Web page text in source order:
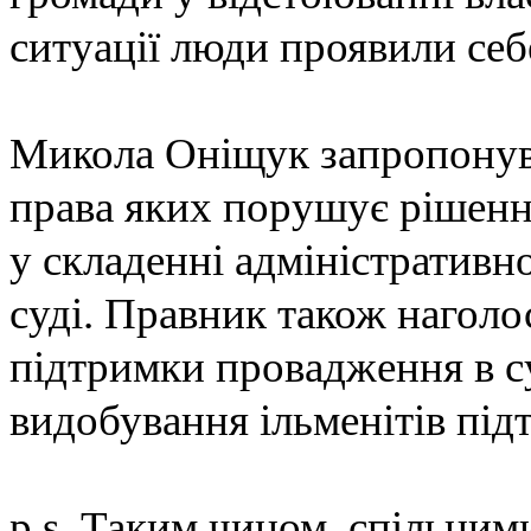
ситуації люди проявили
Микола Оніщук
права яких порушує
у складенні
суді. Правник також
підтримки провадження в
видобування ільменітів